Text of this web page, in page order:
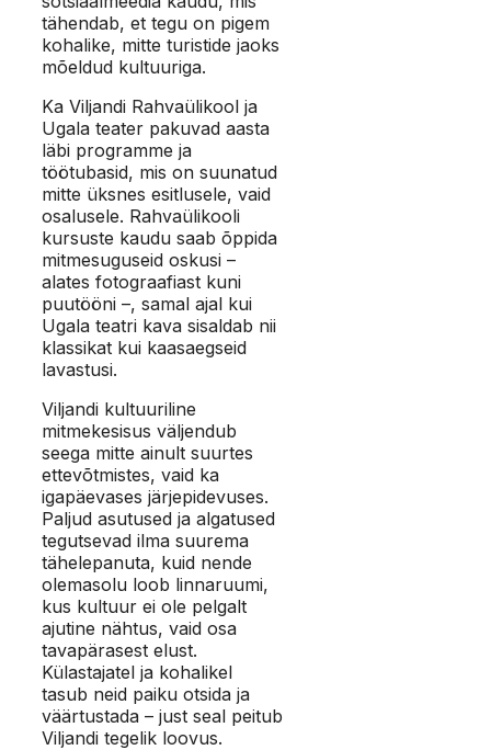
tähendab, et tegu on pigem
kohalike, mitte turistide jaoks
mõeldud kultuuriga.
Ka Viljandi Rahvaülikool ja
Ugala teater pakuvad aasta
läbi programme ja
töötubasid, mis on suunatud
mitte üksnes esitlusele, vaid
osalusele. Rahvaülikooli
kursuste kaudu saab õppida
mitmesuguseid oskusi –
alates fotograafiast kuni
puutööni –, samal ajal kui
Ugala teatri kava sisaldab nii
klassikat kui kaasaegseid
lavastusi.
Viljandi kultuuriline
mitmekesisus väljendub
seega mitte ainult suurtes
ettevõtmistes, vaid ka
igapäevases järjepidevuses.
Paljud asutused ja algatused
tegutsevad ilma suurema
tähelepanuta, kuid nende
olemasolu loob linnaruumi,
kus kultuur ei ole pelgalt
ajutine nähtus, vaid osa
tavapärasest elust.
Külastajatel ja kohalikel
tasub neid paiku otsida ja
väärtustada – just seal peitub
Viljandi tegelik loovus.